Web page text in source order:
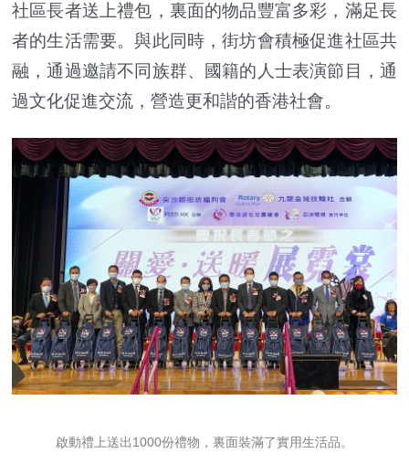
社區長者送上禮包，裏面的物品豐富多彩，滿足長
者的生活需要。與此同時，街坊會積極促進社區共
融，通過邀請不同族群、國籍的人士表演節目，通
過文化促進交流，營造更和諧的香港社會。
啟動禮上送出1000份禮物，裏面裝滿了實用生活品。